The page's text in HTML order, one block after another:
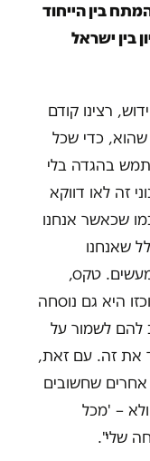
בין הייחוד
בין ישראל
רצינו קודם
כדי שכל
בהגדה בלי
זה לאו דווקא
שכאשר אנחנו
שאנחנו
טקס,
היא גם נוסחה
להם לשמור על
את זה. עם זאת,
שחשובים
– 'מכל
שלי".